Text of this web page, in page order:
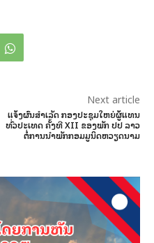
Next article
ແຈ້ງຜົນສໍາເລັດ ກອງປະຊຸມໃຫຍ່ຜູ້ແທນ
ທົ່ວປະເທດ ຄັ້ງທີ XII ຂອງພັກ ປປ ລາວ
ຕໍ່ການນໍາພັກກອມມູນິດຫວຽດນາມ